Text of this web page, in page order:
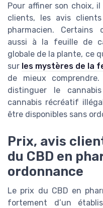
Pour affiner son choix,
clients, les avis
pharmacien. Certains
aussi à la feuille de
globale de la plante, ce
sur les mystères de la
de mieux
distinguer le
cannabis récréatif
être disponibles sans
Prix, avis
du CBD en
ordonnance
Le prix du CBD en
fortement d’un